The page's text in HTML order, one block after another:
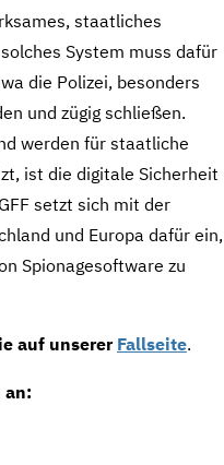
staatliches
System muss dafür
die Polizei, besonders
und zügig schließen.
werden für staatliche
ist die digitale Sicherheit
setzt sich mit der
und Europa dafür ein,
Spionagesoftware zu
auf unserer Fallseite.
an: